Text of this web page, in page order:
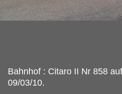
Bahnhof : Citaro II Nr 858
09/03/10.